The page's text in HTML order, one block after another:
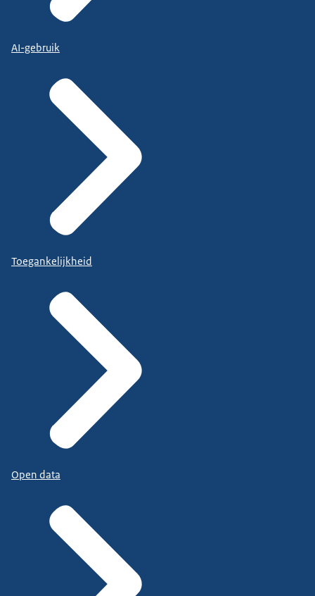
AI-gebruik
Toegankelijkheid
Open data